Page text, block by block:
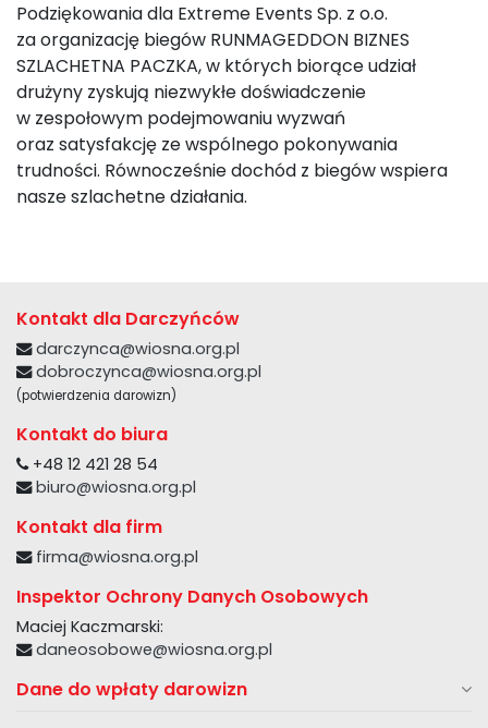
Podziękowania dla Extreme Events Sp. z o.o.
za organizację biegów RUNMAGEDDON BIZNES
SZLACHETNA PACZKA, w których biorące udział
drużyny zyskują niezwykłe doświadczenie
w zespołowym podejmowaniu wyzwań
oraz satysfakcję ze wspólnego pokonywania
trudności. Równocześnie dochód z biegów wspiera
nasze szlachetne działania.
Kontakt dla Darczyńców
darczynca@wiosna.org.pl
dobroczynca@wiosna.org.pl
(potwierdzenia darowizn)
Kontakt do biura
+48 12 421 28 54
biuro@wiosna.org.pl
Kontakt dla firm
firma@wiosna.org.pl
Inspektor Ochrony Danych Osobowych
Maciej Kaczmarski:
daneosobowe@wiosna.org.pl
Dane do wpłaty darowizn